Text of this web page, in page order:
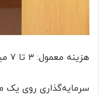
هزینه معمول: ۳ تا ۷ میلیون تومان